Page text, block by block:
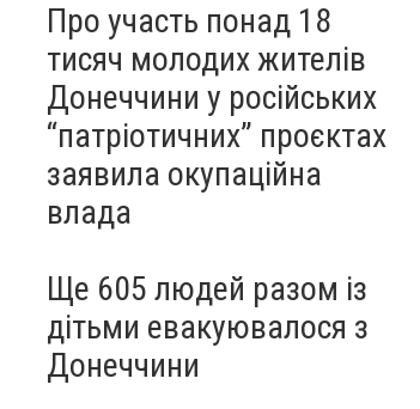
Про участь понад 18
тисяч молодих жителів
Донеччини у російських
“патріотичних” проєктах
заявила окупаційна
влада
Ще 605 людей разом із
дітьми евакуювалося з
Донеччини